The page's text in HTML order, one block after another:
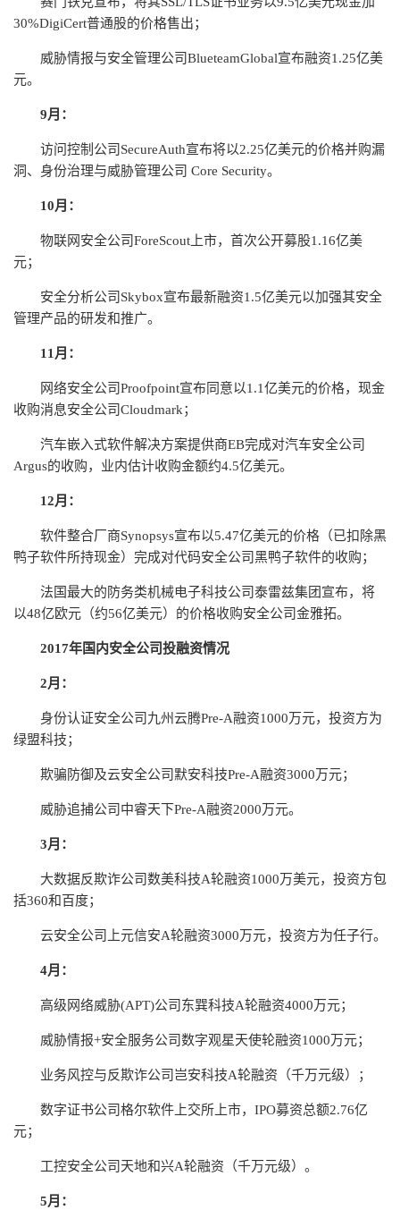
30%DigiCert普通股的价格售出；
威胁情报与安全管理公司BlueteamGlobal宣布融资1.25亿美
元。
9月：
访问控制公司SecureAuth宣布将以2.25亿美元的价格并购漏
洞、身份治理与威胁管理公司 Core Security。
10月：
物联网安全公司ForeScout上市，首次公开募股1.16亿美
元；
安全分析公司Skybox宣布最新融资1.5亿美元以加强其安全
管理产品的研发和推广。
11月：
网络安全公司Proofpoint宣布同意以1.1亿美元的价格，现金
收购消息安全公司Cloudmark；
汽车嵌入式软件解决方案提供商EB完成对汽车安全公司
Argus的收购，业内估计收购金额约4.5亿美元。
12月：
软件整合厂商Synopsys宣布以5.47亿美元的价格（已扣除黑
鸭子软件所持现金）完成对代码安全公司黑鸭子软件的收购；
法国最大的防务类机械电子科技公司泰雷兹集团宣布，将
以48亿欧元（约56亿美元）的价格收购安全公司金雅拓。
2017年国内安全公司投融资情况
2月：
身份认证安全公司九州云腾Pre-A融资1000万元，投资方为
绿盟科技；
欺骗防御及云安全公司默安科技Pre-A融资3000万元；
威胁追捕公司中睿天下Pre-A融资2000万元。
3月：
大数据反欺诈公司数美科技A轮融资1000万美元，投资方包
括360和百度；
云安全公司上元信安A轮融资3000万元，投资方为任子行。
4月：
高级网络威胁(APT)公司东巽科技A轮融资4000万元；
威胁情报+安全服务公司数字观星天使轮融资1000万元；
业务风控与反欺诈公司岂安科技A轮融资（千万元级）；
数字证书公司格尔软件上交所上市，IPO募资总额2.76亿
元；
工控安全公司天地和兴A轮融资（千万元级）。
5月：